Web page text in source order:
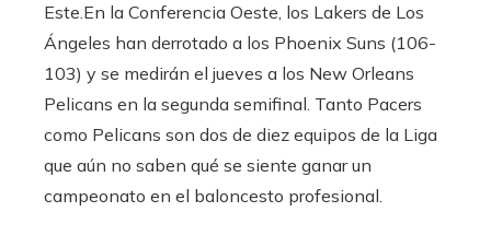
Este.En la Conferencia Oeste, los Lakers de Los
Ángeles han derrotado a los Phoenix Suns (106-
103) y se medirán el jueves a los New Orleans
Pelicans en la segunda semifinal. Tanto Pacers
como Pelicans son dos de diez equipos de la Liga
que aún no saben qué se siente ganar un
campeonato en el baloncesto profesional.